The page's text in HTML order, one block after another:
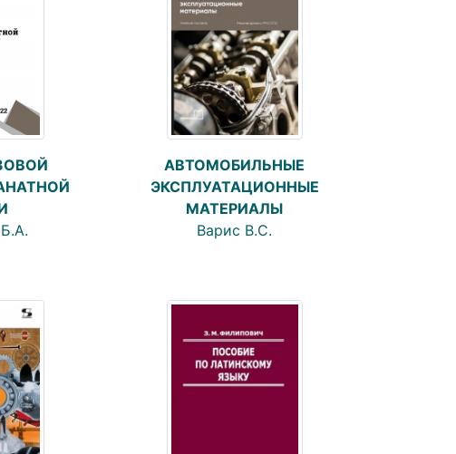
АВТОМОБИЛЬНЫЕ
ЭКСПЛУАТАЦИОННЫЕ
МАТЕРИАЛЫ
Варис В.С.